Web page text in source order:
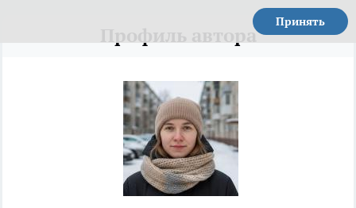
Принять
Профиль автора